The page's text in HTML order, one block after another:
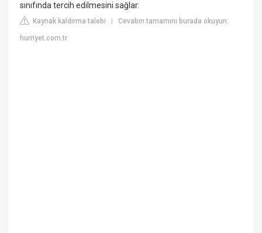
sınıfında tercih edilmesini sağlar.
Kaynak kaldırma talebi |Cevabın tamamını burada okuyun:
hurriyet.com.tr